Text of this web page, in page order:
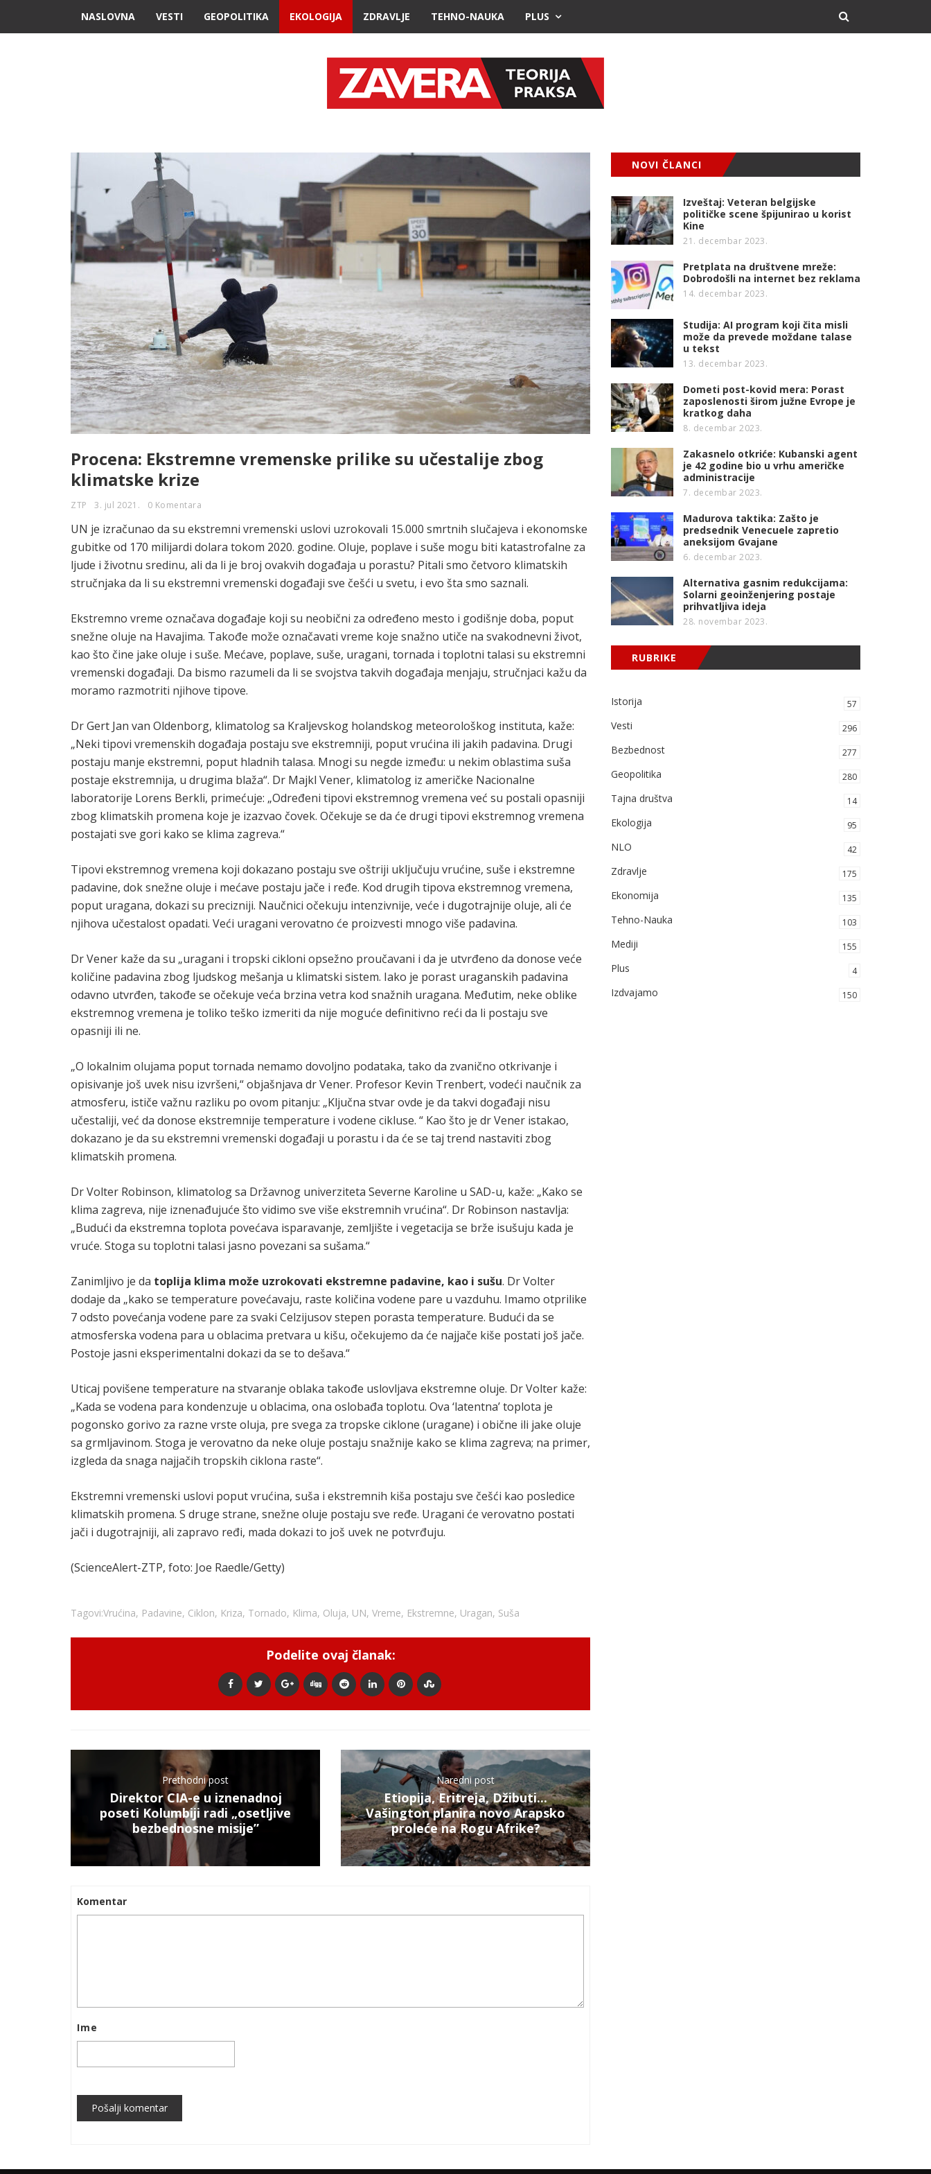
NASLOVNA VESTI GEOPOLITIKA EKOLOGIJA ZDRAVLJE TEHNO-NAUKA PLUS
Procena: Ekstremne vremenske prilike su učestalije zbog
klimatske krize
ZTP 3. jul 2021. 0 Komentara
UN je izračunao da su ekstremni vremenski uslovi uzrokovali 15.000 smrtnih slučajeva i ekonomske
gubitke od 170 milijardi dolara tokom 2020. godine. Oluje, poplave i suše mogu biti katastrofalne za
ljude i životnu sredinu, ali da li je broj ovakvih događaja u porastu? Pitali smo četvoro klimatskih
stručnjaka da li su ekstremni vremenski događaji sve češći u svetu, i evo šta smo saznali.
Ekstremno vreme označava događaje koji su neobični za određeno mesto i godišnje doba, poput
snežne oluje na Havajima. Takođe može označavati vreme koje snažno utiče na svakodnevni život,
kao što čine jake oluje i suše. Mećave, poplave, suše, uragani, tornada i toplotni talasi su ekstremni
vremenski događaji. Da bismo razumeli da li se svojstva takvih događaja menjaju, stručnjaci kažu da
moramo razmotriti njihove tipove.
Dr Gert Jan van Oldenborg, klimatolog sa Kraljevskog holandskog meteorološkog instituta, kaže:
„Neki tipovi vremenskih događaja postaju sve ekstremniji, poput vrućina ili jakih padavina. Drugi
postaju manje ekstremni, poput hladnih talasa. Mnogi su negde između: u nekim oblastima suša
postaje ekstremnija, u drugima blaža“. Dr Majkl Vener, klimatolog iz američke Nacionalne
laboratorije Lorens Berkli, primećuje: „Određeni tipovi ekstremnog vremena već su postali opasniji
zbog klimatskih promena koje je izazvao čovek. Očekuje se da će drugi tipovi ekstremnog vremena
postajati sve gori kako se klima zagreva.“
Tipovi ekstremnog vremena koji dokazano postaju sve oštriji uključuju vrućine, suše i ekstremne
padavine, dok snežne oluje i mećave postaju jače i ređe. Kod drugih tipova ekstremnog vremena,
poput uragana, dokazi su precizniji. Naučnici očekuju intenzivnije, veće i dugotrajnije oluje, ali će
njihova učestalost opadati. Veći uragani verovatno će proizvesti mnogo više padavina.
Dr Vener kaže da su „uragani i tropski cikloni opsežno proučavani i da je utvrđeno da donose veće
količine padavina zbog ljudskog mešanja u klimatski sistem. Iako je porast uraganskih padavina
odavno utvrđen, takođe se očekuje veća brzina vetra kod snažnih uragana. Međutim, neke oblike
ekstremnog vremena je toliko teško izmeriti da nije moguće definitivno reći da li postaju sve
opasniji ili ne.
„O lokalnim olujama poput tornada nemamo dovoljno podataka, tako da zvanično otkrivanje i
opisivanje još uvek nisu izvršeni,“ objašnjava dr Vener. Profesor Kevin Trenbert, vodeći naučnik za
atmosferu, ističe važnu razliku po ovom pitanju: „Ključna stvar ovde je da takvi događaji nisu
učestaliji, već da donose ekstremnije temperature i vodene cikluse. “ Kao što je dr Vener istakao,
dokazano je da su ekstremni vremenski događaji u porastu i da će se taj trend nastaviti zbog
klimatskih promena.
Dr Volter Robinson, klimatolog sa Državnog univerziteta Severne Karoline u SAD-u, kaže: „Kako se
klima zagreva, nije iznenađujuće što vidimo sve više ekstremnih vrućina“. Dr Robinson nastavlja:
„Budući da ekstremna toplota povećava isparavanje, zemljište i vegetacija se brže isušuju kada je
vruće. Stoga su toplotni talasi jasno povezani sa sušama.“
Zanimljivo je da toplija klima može uzrokovati ekstremne padavine, kao i sušu. Dr Volter
dodaje da „kako se temperature povećavaju, raste količina vodene pare u vazduhu. Imamo otprilike
7 odsto povećanja vodene pare za svaki Celzijusov stepen porasta temperature. Budući da se
atmosferska vodena para u oblacima pretvara u kišu, očekujemo da će najjače kiše postati još jače.
Postoje jasni eksperimentalni dokazi da se to dešava.“
Uticaj povišene temperature na stvaranje oblaka takođe uslovljava ekstremne oluje. Dr Volter kaže:
„Kada se vodena para kondenzuje u oblacima, ona oslobađa toplotu. Ova ‘latentna’ toplota je
pogonsko gorivo za razne vrste oluja, pre svega za tropske ciklone (uragane) i obične ili jake oluje
sa grmljavinom. Stoga je verovatno da neke oluje postaju snažnije kako se klima zagreva; na primer,
izgleda da snaga najjačih tropskih ciklona raste“.
Ekstremni vremenski uslovi poput vrućina, suša i ekstremnih kiša postaju sve češći kao posledice
klimatskih promena. S druge strane, snežne oluje postaju sve ređe. Uragani će verovatno postati
jači i dugotrajniji, ali zapravo ređi, mada dokazi to još uvek ne potvrđuju.
(ScienceAlert-ZTP, foto: Joe Raedle/Getty)
Tagovi:Vrućina, Padavine, Ciklon, Kriza, Tornado, Klima, Oluja, UN, Vreme, Ekstremne, Uragan, Suša
Podelite ovaj članak:
Prethodni post
Direktor CIA-e u iznenadnoj
poseti Kolumbiji radi „osetljive
bezbednosne misije”
Naredni post
Etiopija, Eritreja, Džibuti...
Vašington planira novo Arapsko
proleće na Rogu Afrike?
Komentar
Ime
Pošalji komentar
NOVI ČLANCI
Izveštaj: Veteran belgijske
političke scene špijunirao u korist
Kine
21. decembar 2023.
Pretplata na društvene mreže:
Dobrodošli na internet bez reklama
14. decembar 2023.
Studija: AI program koji čita misli
može da prevede moždane talase
u tekst
13. decembar 2023.
Dometi post-kovid mera: Porast
zaposlenosti širom južne Evrope je
kratkog daha
8. decembar 2023.
Zakasnelo otkriće: Kubanski agent
je 42 godine bio u vrhu američke
administracije
7. decembar 2023.
Madurova taktika: Zašto je
predsednik Venecuele zapretio
aneksijom Gvajane
6. decembar 2023.
Alternativa gasnim redukcijama:
Solarni geoinženjering postaje
prihvatljiva ideja
28. novembar 2023.
RUBRIKE
Istorija 57
Vesti 296
Bezbednost 277
Geopolitika 280
Tajna društva 14
Ekologija 95
NLO 42
Zdravlje 175
Ekonomija 135
Tehno-Nauka 103
Mediji 155
Plus 4
Izdvajamo 150